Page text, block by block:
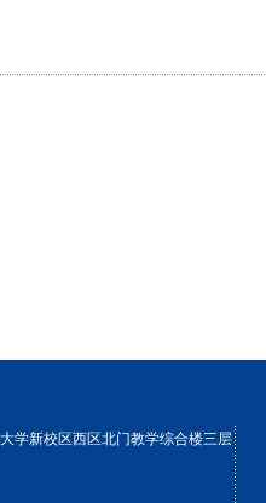
学新校区西区北门教学综合楼三层